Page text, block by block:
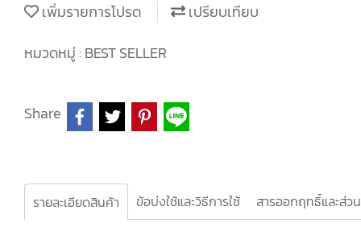
เพิ่มรายการโปรด
เปรียบเทียบ
หมวดหมู่ :BEST SELLER
Share
รายละเอียดสินค้า ข้อบ่งใช้และวิธีการใช้ สารออกฤทธิ์และส่ว